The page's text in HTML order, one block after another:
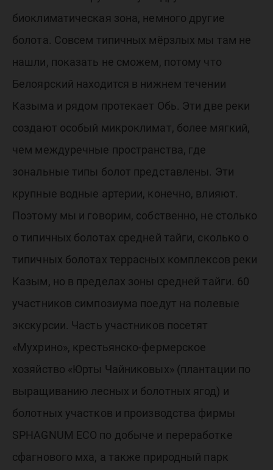
биоклиматическая зона, немного другие
болота. Совсем типичных мёрзлых мы там не
нашли, показать не сможем, потому что
Белоярский находится в нижнем течении
Казыма и рядом протекает Обь. Эти две реки
создают особый микроклимат, более мягкий,
чем междуречные пространства, где
зональные типы болот представлены. Эти
крупные водные артерии, конечно, влияют.
Поэтому мы и говорим, собственно, не столько
о типичных болотах средней тайги, сколько о
типичных болотах террасных комплексов реки
Казым, но в пределах зоны средней тайги. 60
участников симпозиума поедут на полевые
экскурсии. Часть участников посетят
«Мухрино», крестьянско-фермерское
хозяйство «Юрты Чайниковых» (плантации по
выращиванию лесных и болотных ягод) и
болотных участков и производства фирмы
SPHAGNUM ECO по добыче и переработке
сфагнового мха, а также природный парк